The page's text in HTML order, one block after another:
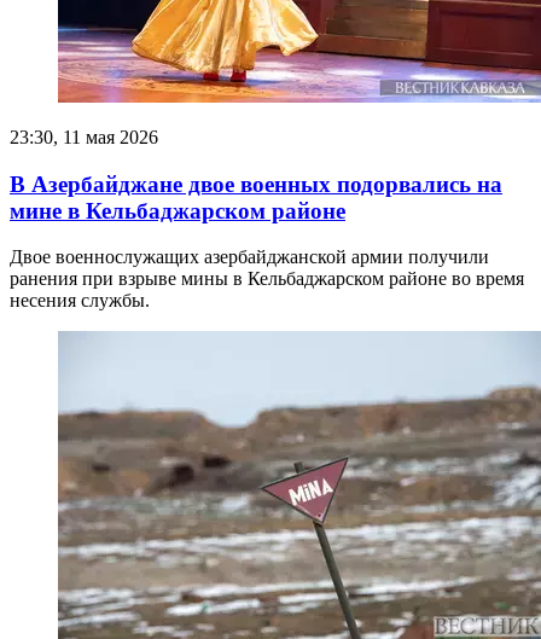
23:30, 11 мая 2026
В Азербайджане двое военных подорвались на
мине в Кельбаджарском районе
Двое военнослужащих азербайджанской армии получили
ранения при взрыве мины в Кельбаджарском районе во время
несения службы.